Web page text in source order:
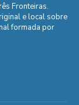
Fronteiras.
e local sobre
formada por